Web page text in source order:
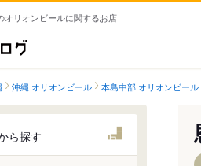
オリオンビールに関するお店
沖縄 オリオンビール 本島中部 オリオンビール
ら探す